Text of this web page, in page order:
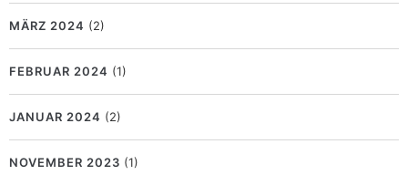
MÄRZ 2024 (2)
FEBRUAR 2024 (1)
JANUAR 2024 (2)
NOVEMBER 2023 (1)